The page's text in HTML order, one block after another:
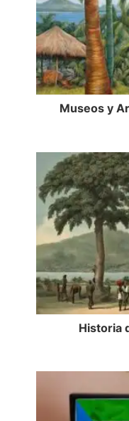
Museos y
Historia